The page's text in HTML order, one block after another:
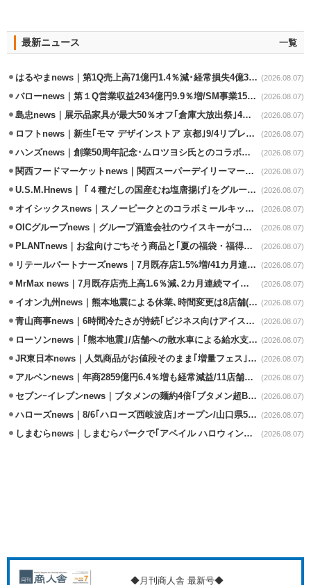
最新ニュース 一覧
はるやまnews｜第1Q売上高71億円1.4％減･経常損失4億3800万円 (2026.08.07)
バローnews｜第１Q営業収益2434億円9.9％増/SM事業15.5％増と絶好調 (2026.08.07)
島忠news｜展示品家具が最大50％オフ｢倉庫大放出祭｣4店舗限定で開催 (2026.08.07)
ロフトnews｜新生｢モマ デザインストア 京都｣9/4リプレイスオープン (2026.08.07)
ハンズnews｜創業50周年記念･ムロツヨシ氏とのコラボ企画｢ムロハンズ｣開催 (2026.08.07)
関西フードマーケットnews｜関西スーパーデイリーマート蒲生店8/7改装 (2026.08.07)
U.S.M.Hnews｜ ｢４種だしの国産むね塩唐揚げ｣をグループ610店で共同販促 (2026.08.07)
オイシックスnews｜スノーピークとのコラボミールキット8/13発売 (2026.08.07)
OICグループnews｜グループ酒造会社のウイスキーがコンペティション受賞 (2026.08.07)
PLANTnews｜お盆向けごちそう商品と｢夏の福袋・福得カート｣8/8から開催 (2026.08.07)
リテールパートナーズnews｜7月既存店1.5%増/41カ月連続増 (2026.08.07)
MrMax news｜7月既存店売上高1.6％減､2カ月連続マイナス (2026.08.07)
イオン九州news｜熊本地震による休業､時間変更は8店舗(8/7時点) (2026.08.07)
青山商事news｜6時間冷たさが持続｢ビジネス向けアイスベスト｣発売 (2026.08.07)
ローソンnews｜｢熊本地震｣/店舗への散水車による給水支援を開始 (2026.08.07)
JR東日本news｜人気商品がお値段そのまま｢増量フェス｣8/18から開催 (2026.08.07)
アルペンnews｜年商2859億円6.4％増も経常減益/11店舗出店､4店閉鎖 (2026.08.07)
セブンｰイレブンnews｜ブタメンの麺約4倍｢ブタメン超BIG｣8/11から限定発売 (2026.08.07)
ハローズnews｜8/6｢ハローズ西岐波店｣オープン/山口県5店舗目 (2026.08.07)
しまむらnews｜しまむらパークで｢アベイル ハロウィンじゅんびフェア｣開催 (2026.08.07)
◆月刊商人舎 最新号◆